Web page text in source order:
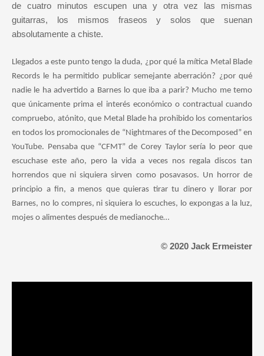
de cuatro minutos escupen una y otra vez las mismas
guitarras, los mismos fraseos y solos que suenan
absolutamente a chiste.
Llegados a este punto tengo la duda, ¿por qué la mítica Metal Blade
Records le ha permitido publicar semejante aberración? ¿por qué
nadie le ha advertido a Barnes lo que iba a parir? Mucho me temo
que únicamente prima el interés económico o contractual cuando
compruebo, atónito, que Metal Blade ha prohibido los comentarios
en todos los promocionales de “Nightmares of the Decomposed” en
YouTube. Pensaba que “CFMT” de Corey Taylor sería lo peor que
escuchase este año, pero la vida a veces nos regala discos tan
horrendos que ni siquiera sirven como posavasos. Un horror de
principio a fin, a menos que quieras tirar tu dinero y llorar por
Barnes, no lo compres, ni siquiera lo escuches, lo expongas a la luz,
mojes o alimentes después de medianoche…
© 2020 Jack Ermeister